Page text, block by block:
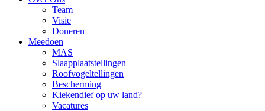
Team
Visie
Doneren
Meedoen
MAS
Slaapplaatstellingen
Roofvogeltellingen
Bescherming
Kiekendief op uw land?
Vacatures